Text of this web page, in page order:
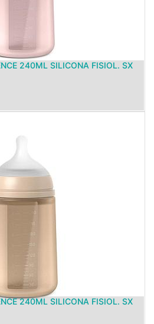
240ML SILICONA FISIOL. SX
240ML SILICONA FISIOL. SX